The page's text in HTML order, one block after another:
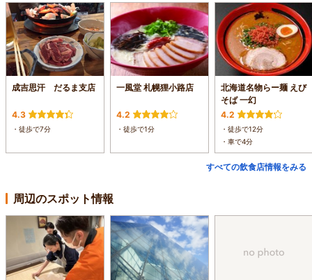
成吉思汗 だるま支店
4.3
・徒歩で7分
一風堂 札幌狸小路店
4.2
・徒歩で1分
北海道名物らー麺 えび
そば 一幻
4.2
・徒歩で12分
・車で4分
すべての飲食店情報をみる
周辺のスポット情報